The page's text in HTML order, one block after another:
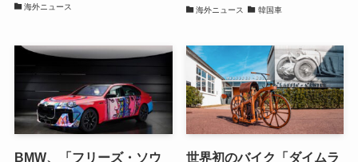
海外ニュース
海外ニュース
韓国車
BMW、「フリーズ・ソウ 世界初のバイク「ダイムラ